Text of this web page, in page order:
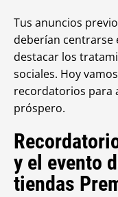
Tus anuncios
deberían centrarse
destacar los
sociales. Hoy
recordatorios para
próspero.
y el evento
tiendas